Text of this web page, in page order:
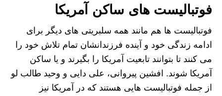
فوتبالیست های ساکن آمریکا
فوتبالیست ها هم مانند همه سلبریتی های دیگر برای
ادامه زندگی خود و آینده فرزندانشان تمام تلاش خود را
می کنند تا بتوانند تابعیت آمریکا را بگیرند و یا ساکن
آمریکا شوند. افشین پیروانی، علی دایی و وحید طالب لو
از جمله فوتبالیست هایی هستند که در آمریکا نیز